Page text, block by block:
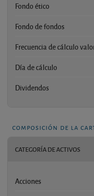
Fondo ético
Fondo de fondos
Frecuencia de cálculo
Día de cálculo
Dividendos
composición de la
CATEGORÍA DE ACTIVOS
Acciones